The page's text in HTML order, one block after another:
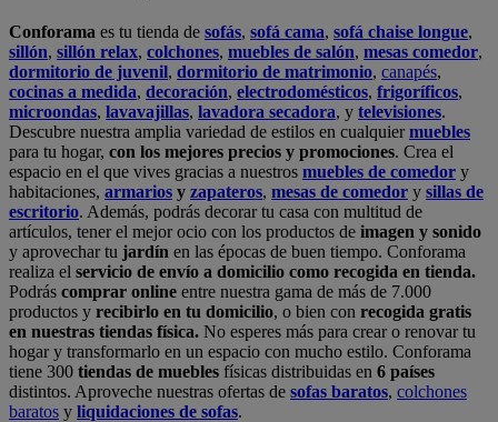
Conforama es tu tienda de sofás, sofá cama, sofá chaise longue,
sillón, sillón relax, colchones, muebles de salón, mesas comedor,
dormitorio de juvenil, dormitorio de matrimonio, canapés,
cocinas a medida, decoración, electrodomésticos, frigoríficos,
microondas, lavavajillas, lavadora secadora, y televisiones.
Descubre nuestra amplia variedad de estilos en cualquiermuebles
para tu hogar, con los mejores precios y promociones. Crea el
espacio en el que vives gracias a nuestros muebles de comedor y
habitaciones, armarios y zapateros, mesas de comedor y sillas de
escritorio. Además, podrás decorar tu casa con multitud de
artículos, tener el mejor ocio con los productos de imagen y sonido
y aprovechar tu jardín en las épocas de buen tiempo. Conforama
realiza el servicio de envío a domicilio como recogida en tienda.
Podrás comprar online entre nuestra gama de más de 7.000
productos y recibirlo en tu domicilio, o bien con recogida gratis
en nuestras tiendas física. No esperes más para crear o renovar tu
hogar y transformarlo en un espacio con mucho estilo. Conforama
tiene 300 tiendas de muebles físicas distribuidas en 6 países
distintos. Aproveche nuestras ofertas de sofas baratos, colchones
baratos y liquidaciones de sofas.